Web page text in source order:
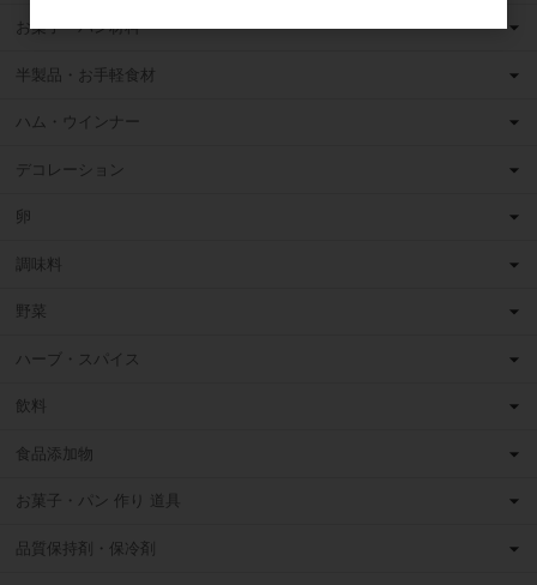
お菓子・パン材料
半製品・お手軽食材
ハム・ウインナー
デコレーション
卵
調味料
野菜
ハーブ・スパイス
飲料
食品添加物
お菓子・パン 作り 道具
品質保持剤・保冷剤